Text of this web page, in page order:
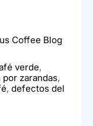
Coffee Blog
verde,
zarandas,
, defectos del